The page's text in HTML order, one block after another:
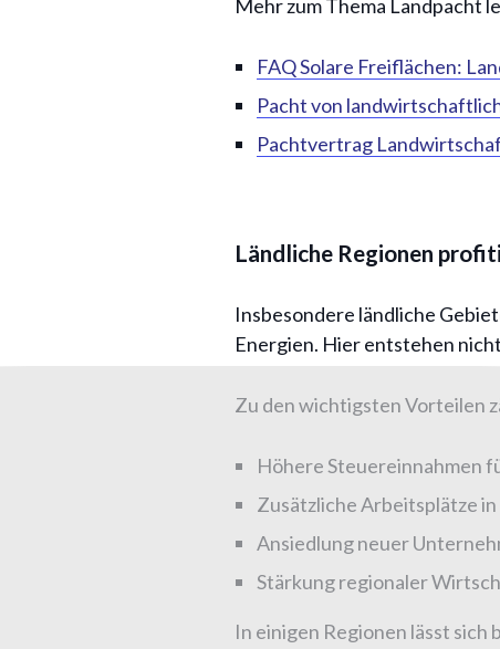
Mehr zum Thema Landpacht
FAQ Solare Freiflächen:
Pacht von
Pachtvertrag
Ländliche Regionen
Insbesondere ländliche
Energien. Hier entstehen
Zu den wichtigsten Vorteilen
Höhere Steuereinnahmen
Zusätzliche Arbeitsplätze
Ansiedlung neuer
Stärkung regionaler
In einigen Regionen lässt